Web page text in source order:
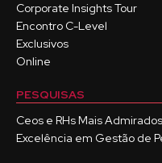
Corporate Insights Tour
Encontro C-Level
Exclusivos
Online
PESQUISAS
Ceos e RHs Mais Admirados
Excelência em Gestão de